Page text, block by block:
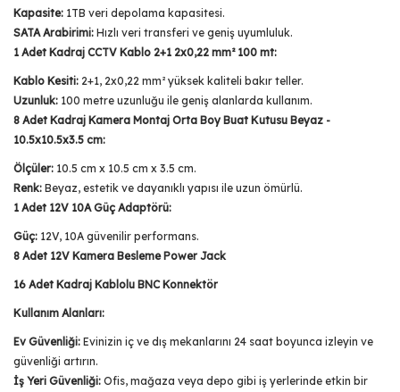
Kapasite: 1TB veri depolama kapasitesi.
SATA Arabirimi: Hızlı veri transferi ve geniş uyumluluk.
1 Adet Kadraj CCTV Kablo 2+1 2x0,22 mm² 100 mt:
Kablo Kesiti: 2+1, 2x0,22 mm² yüksek kaliteli bakır teller.
Uzunluk: 100 metre uzunluğu ile geniş alanlarda kullanım.
8 Adet Kadraj Kamera Montaj Orta Boy Buat Kutusu Beyaz -
10.5x10.5x3.5 cm:
Ölçüler: 10.5 cm x 10.5 cm x 3.5 cm.
Renk: Beyaz, estetik ve dayanıklı yapısı ile uzun ömürlü.
1 Adet 12V 10A Güç Adaptörü:
Güç: 12V, 10A güvenilir performans.
8 Adet 12V Kamera Besleme Power Jack
16 Adet Kadraj Kablolu BNC Konnektör
Kullanım Alanları:
Ev Güvenliği: Evinizin iç ve dış mekanlarını 24 saat boyunca izleyin ve
güvenliği artırın.
İş Yeri Güvenliği: Ofis, mağaza veya depo gibi iş yerlerinde etkin bir